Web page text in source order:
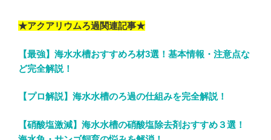
★アクアリウムろ過関連記事★
【最強】海水水槽おすすめろ材3選！基本情報・注意点な
ど完全解説！
【プロ解説】海水水槽のろ過の仕組みを完全解説！
【硝酸塩激減】海水水槽の硝酸塩除去剤おすすめ３選！